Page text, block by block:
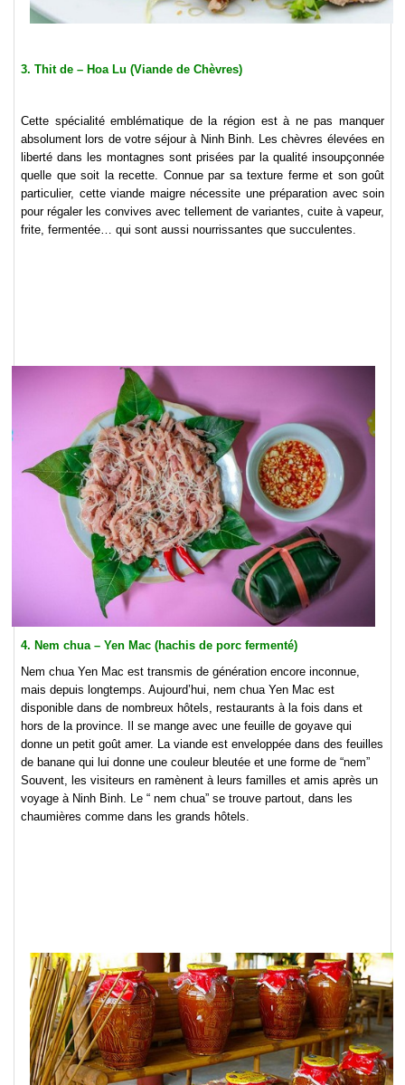
3. Thit de – Hoa Lu (Viande de Chèvres)
Cette spécialité emblématique de la région est à ne pas manquer
absolument lors de votre séjour à Ninh Binh. Les chèvres élevées en
liberté dans les montagnes sont prisées par la qualité insoupçonnée
quelle que soit la recette. Connue par sa texture ferme et son goût
particulier, cette viande maigre nécessite une préparation avec soin
pour régaler les convives avec tellement de variantes, cuite à vapeur,
frite, fermentée… qui sont aussi nourrissantes que succulentes.
4. Nem chua – Yen Mac (hachis de porc fermenté)
Nem chua Yen Mac est transmis de génération encore inconnue,
mais depuis longtemps. Aujourd’hui, nem chua Yen Mac est
disponible dans de nombreux hôtels, restaurants à la fois dans et
hors de la province. Il se mange avec une feuille de goyave qui
donne un petit goût amer. La viande est enveloppée dans des feuilles
de banane qui lui donne une couleur bleutée et une forme de “nem”
Souvent, les visiteurs en ramènent à leurs familles et amis après un
voyage à Ninh Binh. Le “ nem chua” se trouve partout, dans les
chaumières comme dans les grands hôtels.